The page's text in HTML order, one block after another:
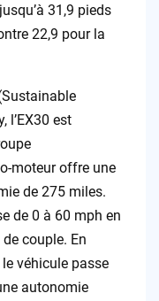
31,9 pieds
22,9 pour la
l’EX30 est
moteur offre une
de 275 miles.
de 0 à 60 mph en
couple. En
véhicule passe
autonomie